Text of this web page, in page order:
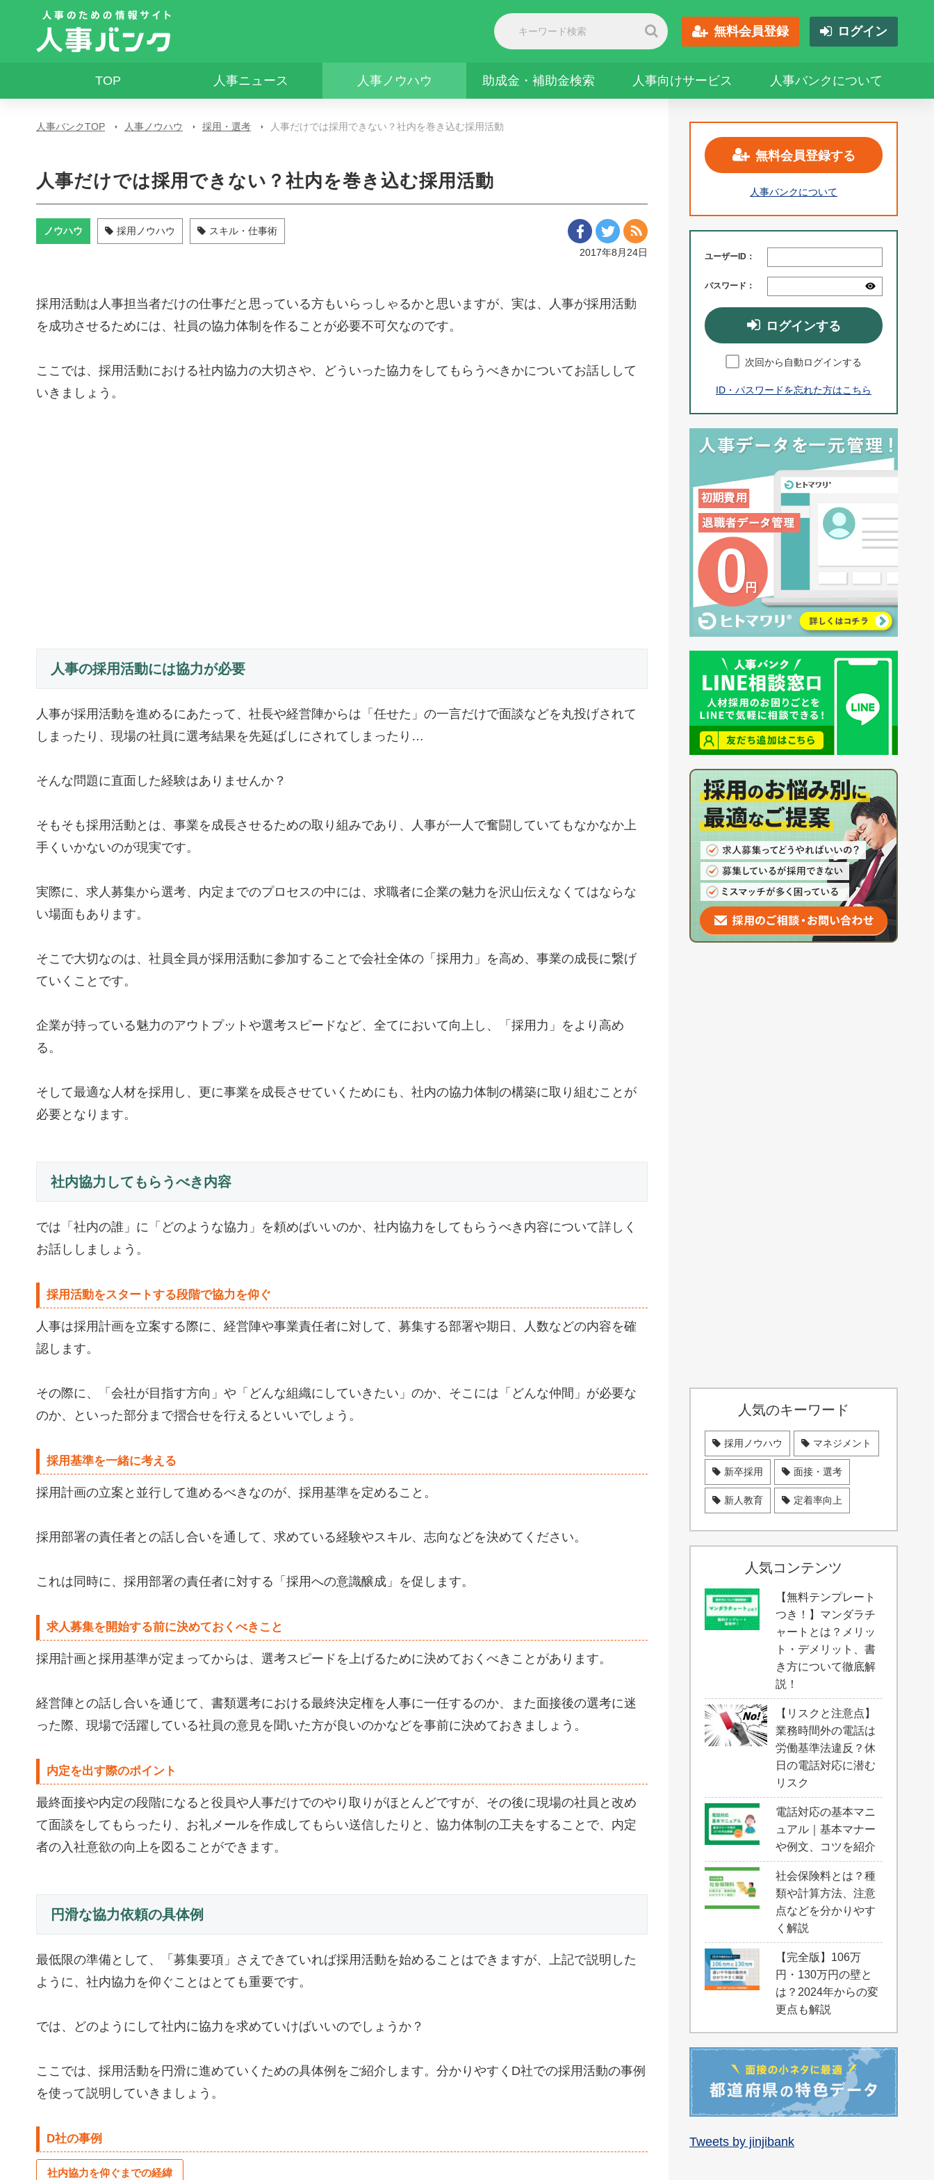
無料会員登録 ログイン
TOP 人事ニュース 人事ノウハウ 助成金・補助金検索 人事向けサービス 人事バンクについて
人事バンクTOP 人事ノウハウ 採用・選考 人事だけでは採用できない？社内を巻き込む採用活動
人事だけでは採用できない？社内を巻き込む採用活動
ノウハウ 採用ノウハウ
スキル・仕事術
2017年8月24日
採用活動は人事担当者だけの仕事だと思っている方もいらっしゃるかと思いますが、実は、人事が採用活動
を成功させるためには、社員の協力体制を作ることが必要不可欠なのです。
ここでは、採用活動における社内協力の大切さや、どういった協力をしてもらうべきかについてお話しして
いきましょう。
人事の採用活動には協力が必要
人事が採用活動を進めるにあたって、社長や経営陣からは「任せた」の一言だけで面談などを丸投げされて
しまったり、現場の社員に選考結果を先延ばしにされてしまったり…
そんな問題に直面した経験はありませんか？
そもそも採用活動とは、事業を成長させるための取り組みであり、人事が一人で奮闘していてもなかなか上
手くいかないのが現実です。
実際に、求人募集から選考、内定までのプロセスの中には、求職者に企業の魅力を沢山伝えなくてはならな
い場面もあります。
そこで大切なのは、社員全員が採用活動に参加することで会社全体の「採用力」を高め、事業の成長に繋げ
ていくことです。
企業が持っている魅力のアウトプットや選考スピードなど、全てにおいて向上し、「採用力」をより高め
る。
そして最適な人材を採用し、更に事業を成長させていくためにも、社内の協力体制の構築に取り組むことが
必要となります。
社内協力してもらうべき内容
では「社内の誰」に「どのような協力」を頼めばいいのか、社内協力をしてもらうべき内容について詳しく
お話ししましょう。
採用活動をスタートする段階で協力を仰ぐ
人事は採用計画を立案する際に、経営陣や事業責任者に対して、募集する部署や期日、人数などの内容を確
認します。
その際に、「会社が目指す方向」や「どんな組織にしていきたい」のか、そこには「どんな仲間」が必要な
のか、といった部分まで摺合せを行えるといいでしょう。
採用基準を一緒に考える
採用計画の立案と並行して進めるべきなのが、採用基準を定めること。
採用部署の責任者との話し合いを通して、求めている経験やスキル、志向などを決めてください。
これは同時に、採用部署の責任者に対する「採用への意識醸成」を促します。
求人募集を開始する前に決めておくべきこと
採用計画と採用基準が定まってからは、選考スピードを上げるために決めておくべきことがあります。
経営陣との話し合いを通じて、書類選考における最終決定権を人事に一任するのか、また面接後の選考に迷
った際、現場で活躍している社員の意見を聞いた方が良いのかなどを事前に決めておきましょう。
内定を出す際のポイント
最終面接や内定の段階になると役員や人事だけでのやり取りがほとんどですが、その後に現場の社員と改め
て面談をしてもらったり、お礼メールを作成してもらい送信したりと、協力体制の工夫をすることで、内定
者の入社意欲の向上を図ることができます。
円滑な協力依頼の具体例
最低限の準備として、「募集要項」さえできていれば採用活動を始めることはできますが、上記で説明した
ように、社内協力を仰ぐことはとても重要です。
では、どのようにして社内に協力を求めていけばいいのでしょうか？
ここでは、採用活動を円滑に進めていくための具体例をご紹介します。分かりやすくD社での採用活動の事例
を使って説明していきましょう。
D社の事例
社内協力を仰ぐまでの経緯
無料会員登録する
人事バンクについて
ユーザーID：
パスワード：
ログインする
次回から自動ログインする
ID・パスワードを忘れた方はこちら
人気のキーワード
採用ノウハウ マネジメント
新卒採用 面接・選考
新人教育 定着率向上
人気コンテンツ
【無料テンプレート
つき！】マンダラチ
ャートとは？メリッ
ト・デメリット、書
き方について徹底解
説！
【リスクと注意点】
業務時間外の電話は
労働基準法違反？休
日の電話対応に潜む
リスク
電話対応の基本マニ
ュアル｜基本マナー
や例文、コツを紹介
社会保険料とは？種
類や計算方法、注意
点などを分かりやす
く解説
【完全版】106万
円・130万円の壁と
は？2024年からの変
更点も解説
Tweets by jinjibank